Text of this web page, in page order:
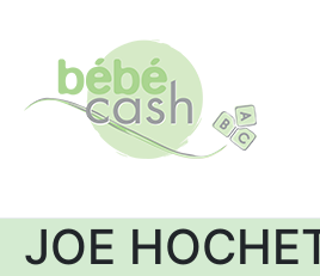
JOE